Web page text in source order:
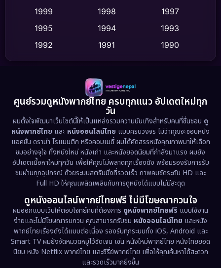
Dance เต้น (10)
Detective สืบสวน (62)
Disaster (13)
Disney+ (5)
Documentary สารคดี (94)
Drama ดราม่า (1,513)
Dystopian (17)
Emotional (61)
Epic มหากาพย์ (227)
Erotic (36)
1999
1998
1997
1995
1994
1993
1992
1991
1990
1989
1988
1986
1983
1978
1974
1962
ศูนย์รวมดูหนังพากย์ไทย ครบทุกแนว อัปเดตใหม่ทุก
วัน
ผมตั้งใจพัฒนาเว็บไซต์นี้ให้เป็นแหล่งรวมความบันเทิงสำหรับคนที่ชื่นชอบ ดู
หนังพากย์ไทย และ หนังออนไลน์ไทย แบบครบวงจร ไม่ว่าคุณจะชอบหนัง
แอคชั่น ดราม่า โรแมนติก หรือคอมเมดี้ ผมได้คัดสรรหนังคุณภาพมาให้เลือก
ชมอย่างจุใจ ทั้งหนังใหม่ หนังเก่า และหนังยอดนิยมที่กำลังมาแรง ผมยัง
อัปเดตเนื้อหาใหม่ทุกวัน เพื่อให้คุณไม่พลาดทุกเรื่องดัง พร้อมรองรับการรับ
ชมผ่านทุกอุปกรณ์ ด้วยระบบสตรีมมิ่งที่รวดเร็ว ภาพคมชัดระดับ HD และ
Full HD ให้คุณเพลิดเพลินกับการดูหนังได้แบบไม่มีสะดุด
ดูหนังออนไลน์พากย์ไทยฟรี ไม่มีโฆษณากวนใจ
ผมออกแบบเว็บให้ตอบโจทย์คนที่ต้องการ ดูหนังพากย์ไทยฟรี แบบใช้งาน
ง่ายและไม่มีโฆษณารบกวน คุณสามารถรับชม หนังออนไลน์ไทย และหนัง
พากย์ไทยเรื่องดังได้แบบต่อเนื่อง รองรับทุกระบบทั้ง iOS, Android และ
Smart TV ผมยังจัดหมวดหมู่ไว้ชัดเจน เช่น หนังใหม่พากย์ไทย หนังไทยยอด
นิยม หนัง Netflix พากย์ไทย และซีรี่ย์พากย์ไทย เพื่อให้คุณค้นหาได้สะดวก
และรวดเร็วมากยิ่งขึ้น